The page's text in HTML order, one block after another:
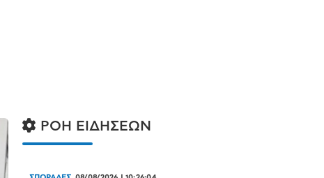
ΡΟΗ ΕΙΔΗΣΕΩΝ